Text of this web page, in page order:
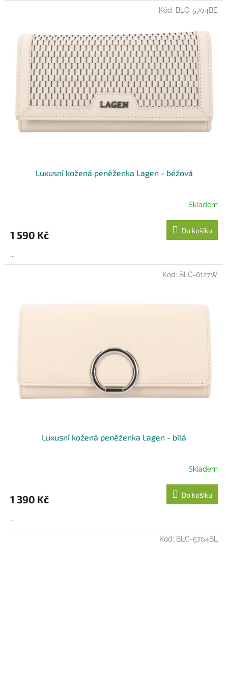
Luxusní kožená peněženka Lagen - béžová
Skladem
1 590 Kč Do košíku
...
Kód: BLC-5704BE
Luxusní kožená peněženka Lagen - bílá
Skladem
1 390 Kč Do košíku
...
Kód: BLC-6127W
Kód: BLC-5704BL